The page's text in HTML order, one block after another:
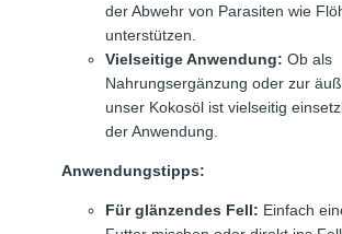
der Abwehr von Parasiten wie
unterstützen.
Vielseitige Anwendung: Ob als
Nahrungsergänzung oder zur
unser Kokosöl ist vielseitig
der Anwendung.
Anwendungstipps:
Für glänzendes Fell: Einfach